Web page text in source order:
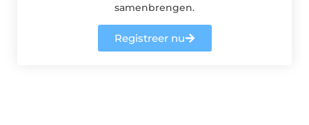
samenbrengen.
Registreer nu